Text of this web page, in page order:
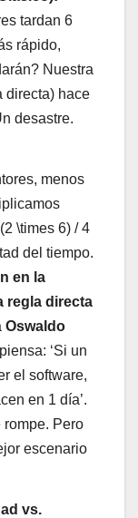
tardan 6
rápido,
Nuestra
directa) hace
desastre.
menos
\times 6) / 4
del tiempo.
en la
regla directa
Oswaldo
‘Si un
el software,
en 1 día’.
rompe. Pero
escenario
vs.